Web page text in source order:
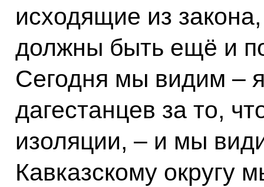
исходящие из
должны быть ещё и
Сегодня мы видим –
дагестанцев за то,
изоляции, – и мы
Кавказскому округу